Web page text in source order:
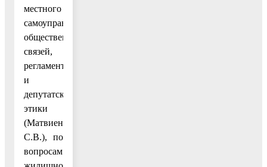
местного
самоуправления,
общественных
связей,
регламента
и
депутатской
этики
(Матвиенко
С.В.), по
вопросам